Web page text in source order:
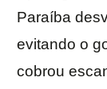
Paraíba
evitando o
cobrou